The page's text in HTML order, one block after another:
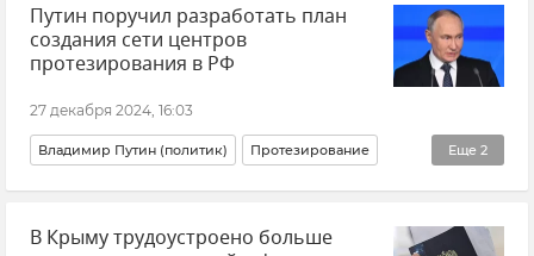
Танкер
Путин поручил разработать план
создания сети центров
протезирования в РФ
27 декабря 2024, 16:03
Еще 2
Владимир Путин (политик) Протезирование
Участники СВО Новости
В Крыму трудоустроено больше